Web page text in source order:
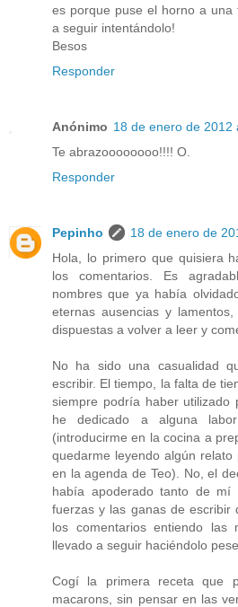
es porque puse el horno a una
a seguir intentándolo!
Besos
Responder
Anónimo 18 de enero de 2012
Te abrazoooooooo!!!! O.
Responder
Pepinho
18 de enero de
Hola, lo primero que quisiera
los comentarios. Es
nombres que ya había
eternas ausencias y
dispuestas a volver a leer y
No ha sido una casualidad
escribir. El tiempo, la falta de
siempre podría haber utilizado
he dedicado a alguna
(introducirme en la cocina a
quedarme leyendo algún
en la agenda de Teo). No, el
había apoderado tanto de
fuerzas y las ganas de escribir
los comentarios entiendo las
llevado a seguir haciéndolo
Cogí la primera receta que
macarons, sin pensar en las